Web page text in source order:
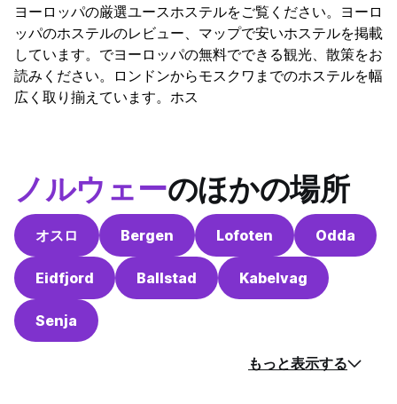
ヨーロッパの厳選ユースホステルをご覧ください。ヨーロ
ッパのホステルのレビュー、マップで安いホステルを掲載
しています。でヨーロッパの無料でできる観光、散策をお
読みください。ロンドンからモスクワまでのホステルを幅
広く取り揃えています。ホス
ノルウェーのほかの場所
オスロ Bergen Lofoten Odda
Eidfjord Ballstad Kabelvag
Senja
もっと表示する